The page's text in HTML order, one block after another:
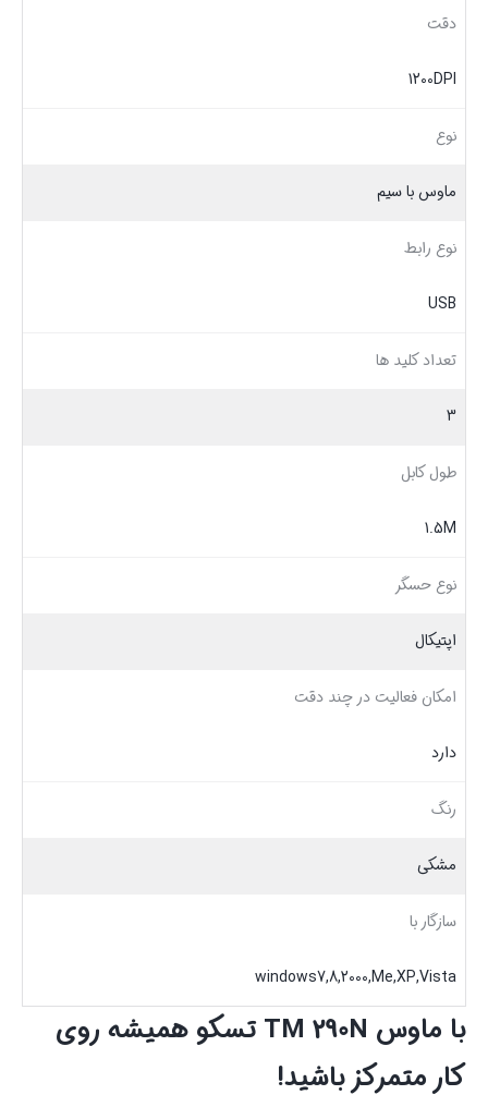
دقت
1200DPI
نوع
ماوس با سیم
نوع رابط
USB
تعداد کلید ها
3
طول کابل
1.5M
نوع حسگر
اپتیکال
امکان فعالیت در چند دقت
دارد
رنگ
مشکی
سازگار با
windows7,8,2000,Me,XP,Vista
با ماوس TM 290Nتسکو همیشه روی
کار متمرکز باشید!